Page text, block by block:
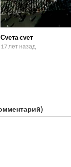
Суета сует
17 лет назад